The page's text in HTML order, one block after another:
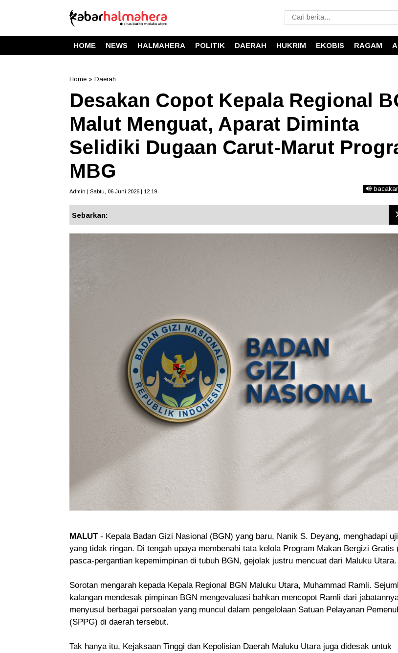
HOME NEWS HALMAHERA POLITIK DAERAH HUKRIM EKOBIS RAGAM
Home » Daerah
Desakan Copot Kepala Regional
Malut Menguat, Aparat Diminta
Selidiki Dugaan Carut-Marut
MBG
Admin | Sabtu, 06 Juni 2026 | 12.19
Sebarkan:
MALUT- Kepala Badan Gizi Nasional (BGN) yang baru, Nanik S. Deyang, menghadapi
yang tidak ringan. Di tengah upaya membenahi tata kelola Program Makan Bergizi Gratis
pasca-pergantian kepemimpinan di tubuh BGN, gejolak justru mencuat dari Maluku Utara.
Sorotan mengarah kepada Kepala Regional BGN Maluku Utara, Muhammad Ramli.
kalangan mendesak pimpinan BGN mengevaluasi bahkan mencopot Ramli dari
menyusul berbagai persoalan yang muncul dalam pengelolaan Satuan Pelayanan
(SPPG) di daerah tersebut.
Tak hanya itu, Kejaksaan Tinggi dan Kepolisian Daerah Maluku Utara juga didesak untuk